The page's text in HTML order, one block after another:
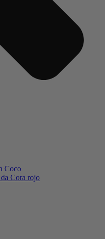
Coco
Cora rojo